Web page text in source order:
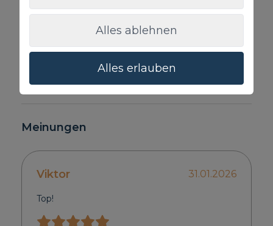
Meinungen
Viktor 31.01.2026
Top!
Alles ablehnen
Alles erlauben